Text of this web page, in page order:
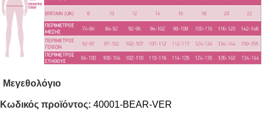
Μεγεθολόγιο
Κωδικός προϊόντος: 40001-BEAR-VER